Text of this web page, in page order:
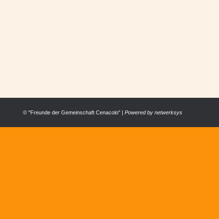
© "Freunde der Gemeinschaft Cenacolo" | Powered by netwerksys